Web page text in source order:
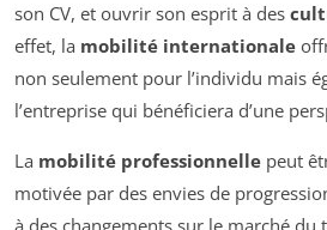
son CV, et ouvrir son esprit à des
effet, la mobilité internationale
non seulement pour l’individu mais
l’entreprise qui bénéficiera d’une
La mobilité professionnelle peut
motivée par des envies de